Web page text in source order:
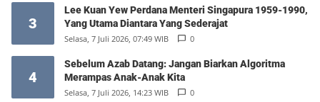
3
Lee Kuan Yew Perdana Menteri Singapura 1959-1990,
Yang Utama Diantara Yang Sederajat
Selasa, 7 Juli 2026, 07:49 WIB 0
4
Sebelum Azab Datang: Jangan Biarkan Algoritma
Merampas Anak-Anak Kita
Selasa, 7 Juli 2026, 14:23 WIB 0